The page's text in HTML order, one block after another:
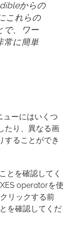
からの
これらの
で、ワー
常に簡単
ューにはいくつ
たり、異なる画
することができ
とを確認してく
operatorを使
リックする前
を確認してくだ